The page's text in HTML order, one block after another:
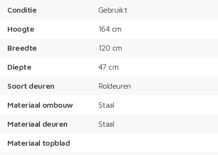
Conditie Gebruikt
Hoogte 164 cm
Breedte 120 cm
Diepte 47 cm
Soort deuren Roldeuren
Materiaal ombouw Staal
Materiaal deuren Staal
Materiaal topblad